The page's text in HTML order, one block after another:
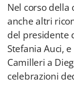
Nel corso
anche altri
del presidente
Stefania Auci,
Camilleri a
celebrazioni